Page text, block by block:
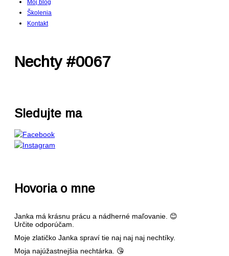
Môj blog
Školenia
Kontakt
Nechty #0067
Sledujte ma
Hovoria o mne
Janka má krásnu prácu a nádherné maľovanie. 😊
Určite odporúčam.
Moje zlatičko Janka spraví tie naj naj naj nechtíky.
Moja najúžastnejšia nechtárka. 😘